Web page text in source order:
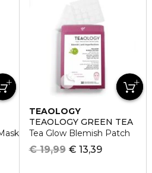
TEAOLOGY
TEAOLOGY GREEN TEA
Tea Glow Blemish Patch
€ 13,39
€ 19,99